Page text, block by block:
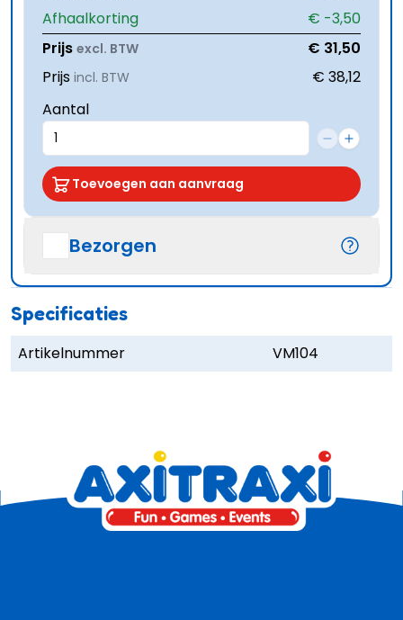
Afhaalkorting
€ -3,50
Prijs excl. BTW
€ 31,50
Prijs incl. BTW
€ 38,12
Aantal
Toevoegen aan aanvraag
Bezorgen
Specificaties
Artikelnummer VM104